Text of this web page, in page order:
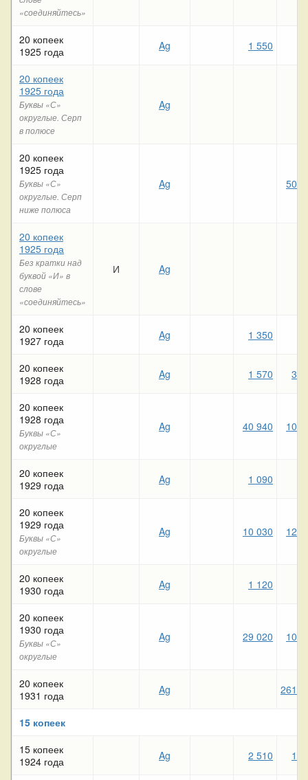
«соединяйтесь»
20 копеек
1925 года
Ag 1 550
20 копеек
1925 года
Буквы «С»
округлые. Серп
в полюсе
Ag
20 копеек
1925 года
Буквы «С»
округлые. Серп
ниже полюса
Ag 50
20 копеек
1925 года
Без кратки над
буквой «И» в
слове
«соединяйтесь»
И Ag
20 копеек
1927 года
Ag 1 350
20 копеек
1928 года
Ag 1 570 3
20 копеек
1928 года
Буквы «С»
округлые
Ag 40 940 10
20 копеек
1929 года
Ag 1 090
20 копеек
1929 года
Буквы «С»
округлые
Ag 10 030 12
20 копеек
1930 года
Ag 1 120
20 копеек
1930 года
Буквы «С»
округлые
Ag 29 020 10
20 копеек
1931 года
Ag 261
15 копеек
15 копеек
1924 года
Ag 2 510 1